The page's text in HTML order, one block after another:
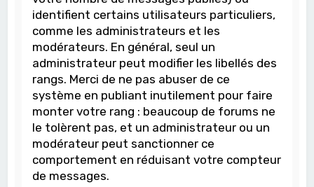
identifient certains utilisateurs particuliers,
comme les administrateurs et les
modérateurs. En général, seul un
administrateur peut modifier les libellés des
rangs. Merci de ne pas abuser de ce
système en publiant inutilement pour faire
monter votre rang : beaucoup de forums ne
le tolèrent pas, et un administrateur ou un
modérateur peut sanctionner ce
comportement en réduisant votre compteur
de messages.